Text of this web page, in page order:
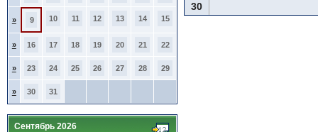
» 9 10 11 12 13 14 15
» 16 17 18 19 20 21 22
» 23 24 25 26 27 28 29
» 30 31
Сентябрь 2026
30